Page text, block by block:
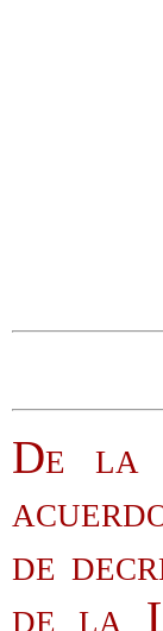
De la
de
de la